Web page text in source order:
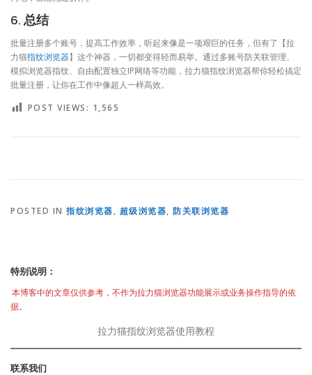
6. 总结
批量注册多个账号，提高工作效率，听起来像是一项艰巨的任务，但有了【拉
力猫指纹浏览器】这个神器，一切都变得轻而易举。通过多账号防关联管理、
模拟浏览器指纹、自由配置独立IP网络等功能，拉力猫指纹浏览器帮你轻松搞定
批量注册，让你在工作中像超人一样高效。
POST VIEWS: 1,565
POSTED IN 指纹浏览器, 超级浏览器, 防关联浏览器
特别说明：
本博客中的文章仅供参考，不作为拉力猫浏览器功能展示或业务操作指导的依
据。
拉力猫指纹浏览器使用教程
联系我们